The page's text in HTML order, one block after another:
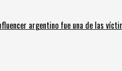
argentino fue una de las